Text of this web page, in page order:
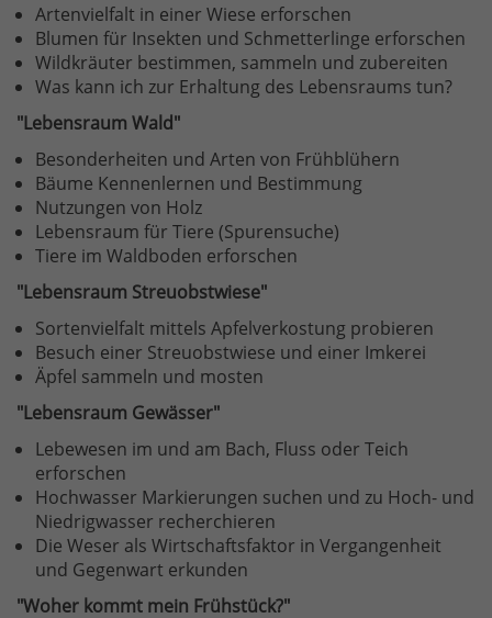
Artenvielfalt in einer Wiese erforschen
Blumen für Insekten und Schmetterlinge erforschen
Wildkräuter bestimmen, sammeln und zubereiten
Was kann ich zur Erhaltung des Lebensraums tun?
"Lebensraum Wald"
Besonderheiten und Arten von Frühblühern
Bäume Kennenlernen und Bestimmung
Nutzungen von Holz
Lebensraum für Tiere (Spurensuche)
Tiere im Waldboden erforschen
"Lebensraum Streuobstwiese"
Sortenvielfalt mittels Apfelverkostung probieren
Besuch einer Streuobstwiese und einer Imkerei
Äpfel sammeln und mosten
"Lebensraum Gewässer"
Lebewesen im und am Bach, Fluss oder Teich
erforschen
Hochwasser Markierungen suchen und zu Hoch- und
Niedrigwasser recherchieren
Die Weser als Wirtschaftsfaktor in Vergangenheit
und Gegenwart erkunden
"Woher kommt mein Frühstück?"